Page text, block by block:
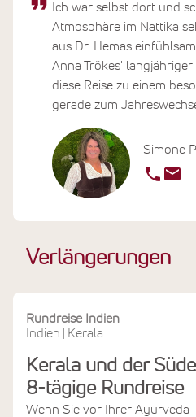
Verlängerungen
Rundreise Indien
Indien
Kerala
Kerala und der
8-tägige Rundreise
Wenn Sie vor Ihrer Ayurveda-
Simone
Ich war selbst dort und
Atmosphäre im Nattika
aus Dr. Hemas
Anna Trökes'
diese Reise zu einem
gerade zum